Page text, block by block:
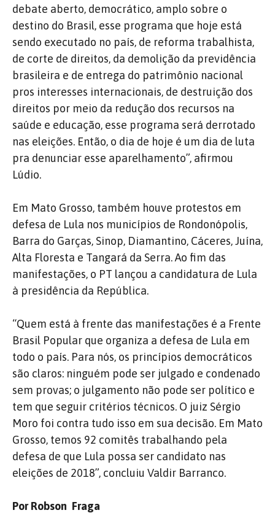
debate aberto, democrático, amplo sobre o
destino do Brasil, esse programa que hoje está
sendo executado no país, de reforma trabalhista,
de corte de direitos, da demolição da previdência
brasileira e de entrega do patrimônio nacional
pros interesses internacionais, de destruição dos
direitos por meio da redução dos recursos na
saúde e educação, esse programa será derrotado
nas eleições. Então, o dia de hoje é um dia de luta
pra denunciar esse aparelhamento”, afirmou
Lúdio.
Em Mato Grosso, também houve protestos em
defesa de Lula nos municípios de Rondonópolis,
Barra do Garças, Sinop, Diamantino, Cáceres, Juína,
Alta Floresta e Tangará da Serra. Ao fim das
manifestações, o PT lançou a candidatura de Lula
à presidência da República.
“Quem está à frente das manifestações é a Frente
Brasil Popular que organiza a defesa de Lula em
todo o país. Para nós, os princípios democráticos
são claros: ninguém pode ser julgado e condenado
sem provas; o julgamento não pode ser político e
tem que seguir critérios técnicos. O juiz Sérgio
Moro foi contra tudo isso em sua decisão. Em Mato
Grosso, temos 92 comitês trabalhando pela
defesa de que Lula possa ser candidato nas
eleições de 2018”, concluiu Valdir Barranco.
Por Robson Fraga